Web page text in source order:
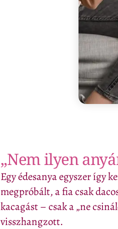
„Nem ilyen
Egy édesanya egyszer így
megpróbált, a fia csak
kacagást – csak a „ne
visszhangzott.